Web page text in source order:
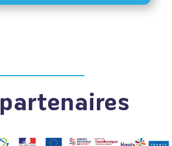
partenaires